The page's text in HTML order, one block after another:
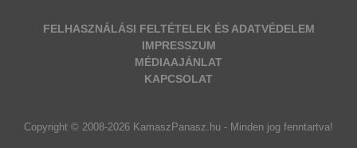
FELHASZNÁLÁSI FELTÉTELEK ÉS ADATVÉDELEM
IMPRESSZUM
MÉDIAAJÁNLAT
KAPCSOLAT
Copyright © 2008-2026 KamaszPanasz.hu - Minden jog fenntartva!